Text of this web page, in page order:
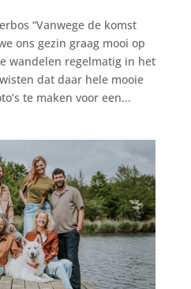
“Vanwege de komst
ons gezin graag mooi op
wandelen regelmatig in het
dat daar hele mooie
te maken voor een...